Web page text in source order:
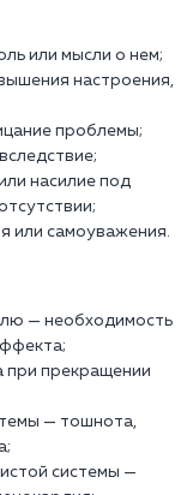
или мысли о нем;
настроения,
проблемы;
насилие под
или самоуважения.
— необходимость
при прекращении
— тошнота,
системы —